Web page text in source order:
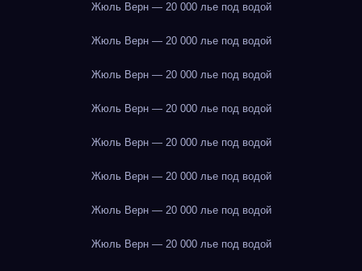
Жюль Верн — 20 000 лье под водой
Жюль Верн — 20 000 лье под водой
Жюль Верн — 20 000 лье под водой
Жюль Верн — 20 000 лье под водой
Жюль Верн — 20 000 лье под водой
Жюль Верн — 20 000 лье под водой
Жюль Верн — 20 000 лье под водой
Жюль Верн — 20 000 лье под водой